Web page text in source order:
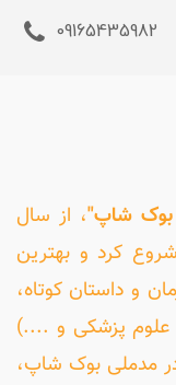
09165435982
بوک شاپ"، از سال
کرد و بهترین
و داستان کوتاه،
علوم پزشکی و ....)
مدملی بوک شاپ،